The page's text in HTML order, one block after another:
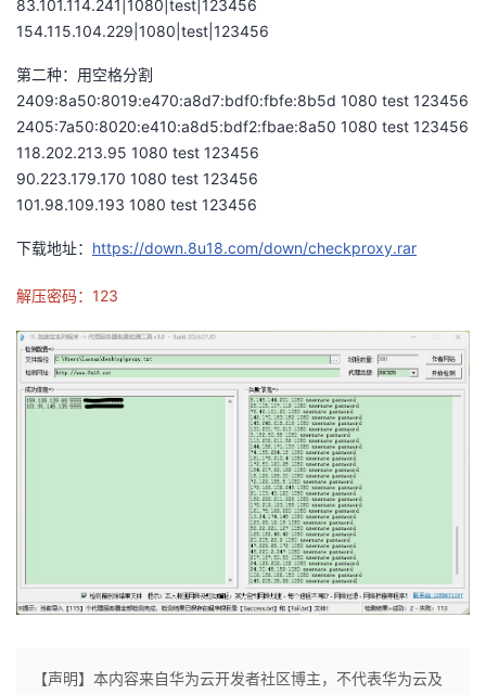
子
直
播
的
活
动
我
的
关
注
我
的
开
发
者
学
堂
程
认
的
我
我
的
Programs
我
的
支
持
我
支
声
83.101.114.241|1080|test|123456
154.115.104.229|1080|test|123456
第二种：用空格分割
2409:8a50:8019:e470:a8d7:bdf0:fbfe:8b5d 1080 test 123456
2405:7a50:8020:e410:a8d5:bdf2:fbae:8a50 1080 test 123456
118.202.213.95 1080 test 123456
90.223.179.170 1080 test 123456
101.98.109.193 1080 test 123456
下载地址： https://down.8u18.com/down/checkproxy.rar
解压密码：123
【声明】本内容来自华为云开发者社区博主，不代表华为云及